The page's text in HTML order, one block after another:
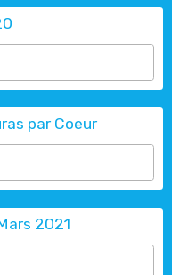
par Coeur
2021